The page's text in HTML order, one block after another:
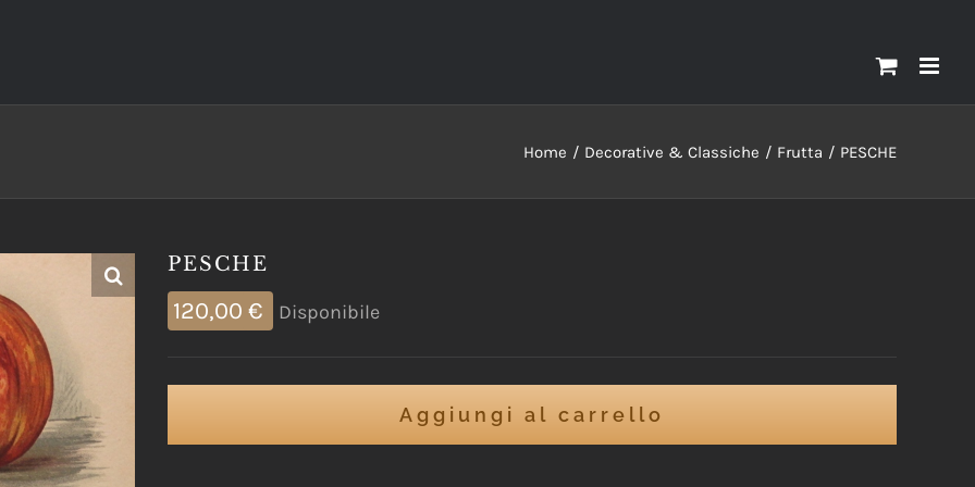
Home Decorative & Classiche Frutta PESCHE
PESCHE
120,00 € Disponibile
Aggiungi al carrello